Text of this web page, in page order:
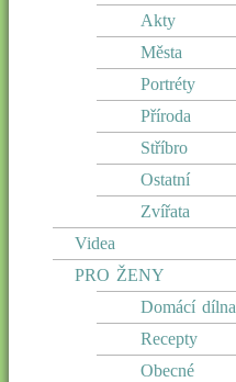
Akty
Města
Portréty
Příroda
Stříbro
Ostatní
Zvířata
Videa
PRO ŽENY
Domácí dílna
Recepty
Obecné